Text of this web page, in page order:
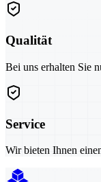
Qualität
Bei uns erhalten Sie
Service
Wir bieten Ihnen